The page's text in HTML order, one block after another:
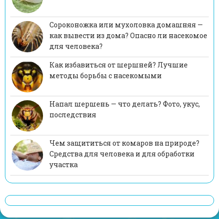
Сороконожка или мухоловка домашняя —
как вывести из дома? Опасно ли насекомое
для человека?
Как избавиться от шершней? Лучшие
методы борьбы с насекомыми
Напал шершень — что делать? Фото, укус,
последствия
Чем защититься от комаров на природе?
Средства для человека и для обработки
участка